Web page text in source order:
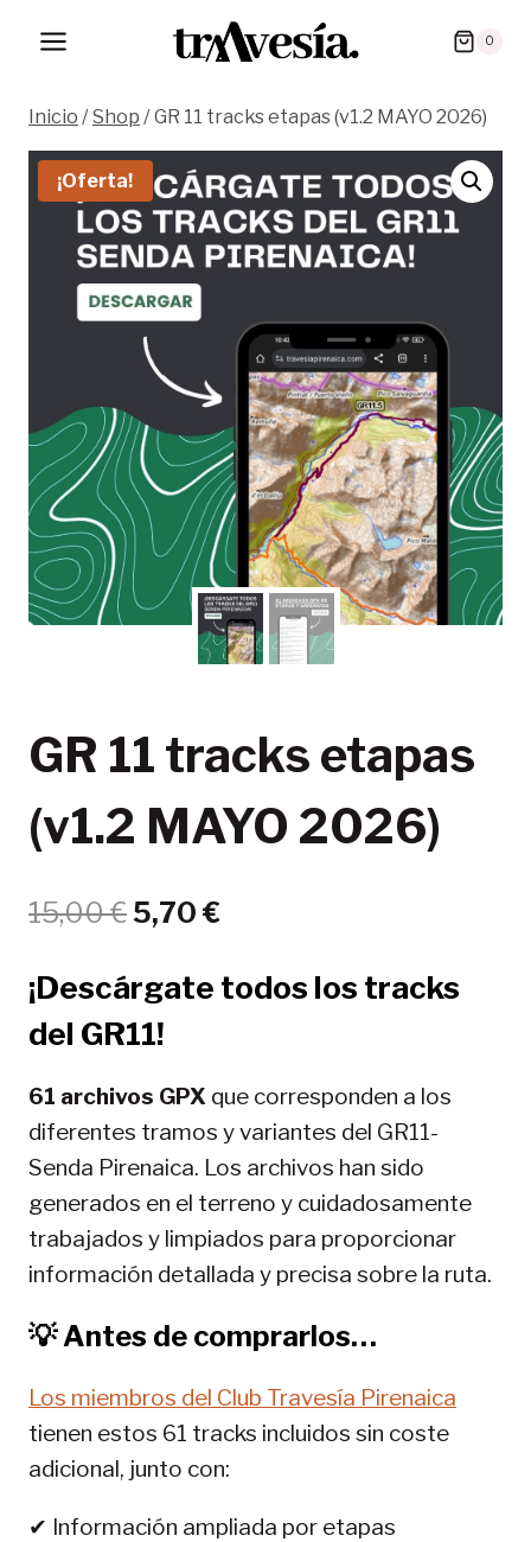
0
Inicio /Shop /GR 11 tracks etapas (v1.2 MAYO 2026)
¡Oferta!
GR 11 tracks etapas
(v1.2 MAYO 2026)
15,00€El
original
era:
15,00 €.
5,70 €
actual
5,70 €.
¡Descárgate todos los tracks
del GR11!
61 archivos GPX que corresponden a los
diferentes tramos y variantes del GR11-
Senda Pirenaica. Los archivos han sido
generados en el terreno y cuidadosamente
trabajados y limpiados para proporcionar
información detallada y precisa sobre la ruta.
💡 Antes de comprarlos…
Los miembros del Club Travesía Pirenaica
tienen estos 61 tracks incluidos sin coste
adicional, junto con:
✔ Información ampliada por etapas